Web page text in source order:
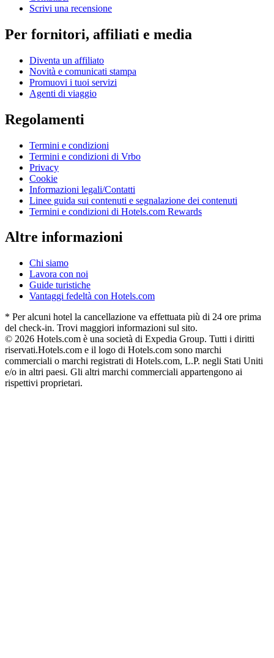
Scrivi una recensione
Per fornitori, affiliati e media
Diventa un affiliato
Novità e comunicati stampa
Promuovi i tuoi servizi
Agenti di viaggio
Regolamenti
Termini e condizioni
Termini e condizioni di Vrbo
Privacy
Cookie
Informazioni legali/Contatti
Linee guida sui contenuti e segnalazione dei contenuti
Termini e condizioni di Hotels.com Rewards
Altre informazioni
Chi siamo
Lavora con noi
Guide turistiche
Vantaggi fedeltà con Hotels.com
* Per alcuni hotel la cancellazione va effettuata più di 24 ore prima
del check-in. Trovi maggiori informazioni sul sito.
© 2026 Hotels.com è una società di Expedia Group. Tutti i diritti
riservati.Hotels.com e il logo di Hotels.com sono marchi
commerciali o marchi registrati di Hotels.com, L.P. negli Stati Uniti
e/o in altri paesi. Gli altri marchi commerciali appartengono ai
rispettivi proprietari.